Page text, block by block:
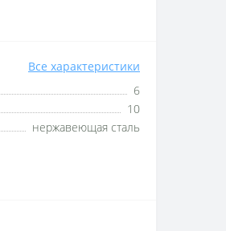
Все характеристики
6
10
нержавеющая сталь